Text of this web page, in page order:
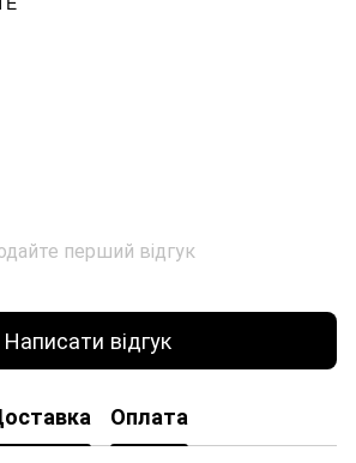
перший відгук
Написати відгук
Оплата